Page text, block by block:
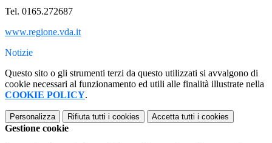
Tel. 0165.272687
www.regione.vda.it
Notizie
Questo sito o gli strumenti terzi da questo utilizzati si avvalgono di
cookie necessari al funzionamento ed utili alle finalità illustrate nella
COOKIE POLICY.
Personalizza Rifiuta tutti i cookies Accetta tutti i cookies
Gestione cookie